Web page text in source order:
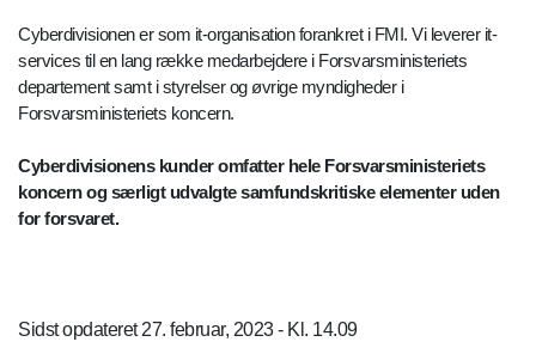
Cyberdivisionen er som it-organisation forankret i FMI. Vi leverer it-
services til en lang række medarbejdere i Forsvarsministeriets
departement samt i styrelser og øvrige myndigheder i
Forsvarsministeriets koncern.
Cyberdivisionens kunder omfatter hele Forsvarsministeriets
koncern og særligt udvalgte samfundskritiske elementer uden
for forsvaret.
Sidst opdateret 27. februar, 2023 - Kl. 14.09